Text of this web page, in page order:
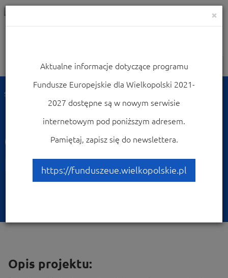
Nawigacja
Strona główna
Przykłady najciekawszych projektów
Opracowanie
przełomowej technologii
BIOINSEC w firmie
Opis projektu:
×
Aktualne informacje dotyczące programu
Fundusze Europejskie dla Wielkopolski 2021-
2027 dostępne są w nowym serwisie
internetowym pod poniższym adresem.
Pamiętaj, zapisz się do newslettera.
https://funduszeue.wielkopolskie.pl